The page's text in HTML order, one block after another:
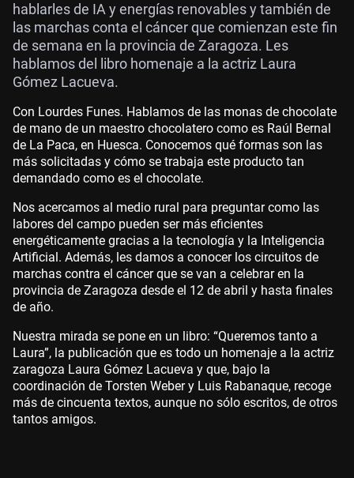
hablarles de IA y energías renovables y también de
las marchas conta el cáncer que comienzan este fin
de semana en la provincia de Zaragoza. Les
hablamos del libro homenaje a la actriz Laura
Gómez Lacueva.
Con Lourdes Funes. Hablamos de las monas de chocolate
de mano de un maestro chocolatero como es Raúl Bernal
de La Paca, en Huesca. Conocemos qué formas son las
más solicitadas y cómo se trabaja este producto tan
demandado como es el chocolate.
Nos acercamos al medio rural para preguntar como las
labores del campo pueden ser más eficientes
energéticamente gracias a la tecnología y la Inteligencia
Artificial. Además, les damos a conocer los circuitos de
marchas contra el cáncer que se van a celebrar en la
provincia de Zaragoza desde el 12 de abril y hasta finales
de año.
Nuestra mirada se pone en un libro: “Queremos tanto a
Laura”, la publicación que es todo un homenaje a la actriz
zaragoza Laura Gómez Lacueva y que, bajo la
coordinación de Torsten Weber y Luis Rabanaque, recoge
más de cincuenta textos, aunque no sólo escritos, de otros
tantos amigos.